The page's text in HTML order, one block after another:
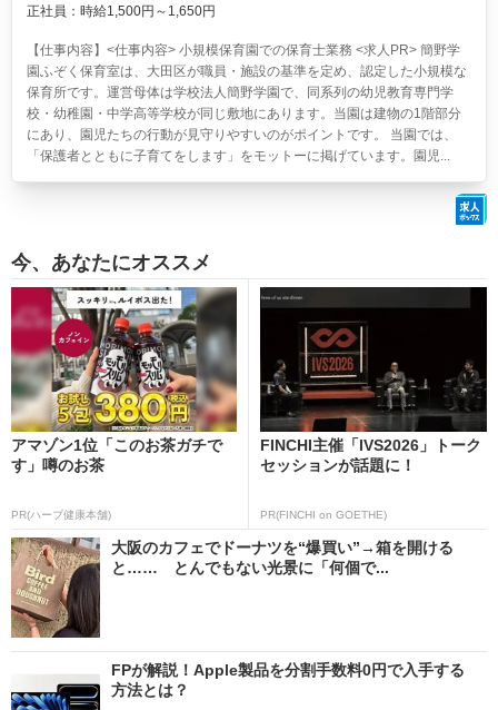
正社員：時給1,500円～1,650円
【仕事内容】<仕事内容> 小規模保育園での保育士業務 <求人PR> 簡野学
園ふぞく保育室は、大田区が職員・施設の基準を定め、認定した小規模な
保育所です。運営母体は学校法人簡野学園で、同系列の幼児教育専門学
校・幼稚園・中学高等学校が同じ敷地にあります。当園は建物の1階部分
にあり、園児たちの行動が見守りやすいのがポイントです。 当園では、
「保護者とともに子育てをします」をモットーに掲げています。園児...
今、あなたにオススメ
アマゾン1位「このお茶ガチで
す」噂のお茶
PR(ハーブ健康本舗)
FINCHI主催「IVS2026」トーク
セッションが話題に！
PR(FINCHI on GOETHE)
大阪のカフェでドーナツを“爆買い”→箱を開ける
と…… とんでもない光景に「何個で...
FPが解説！Apple製品を分割手数料0円で入手する
方法とは？